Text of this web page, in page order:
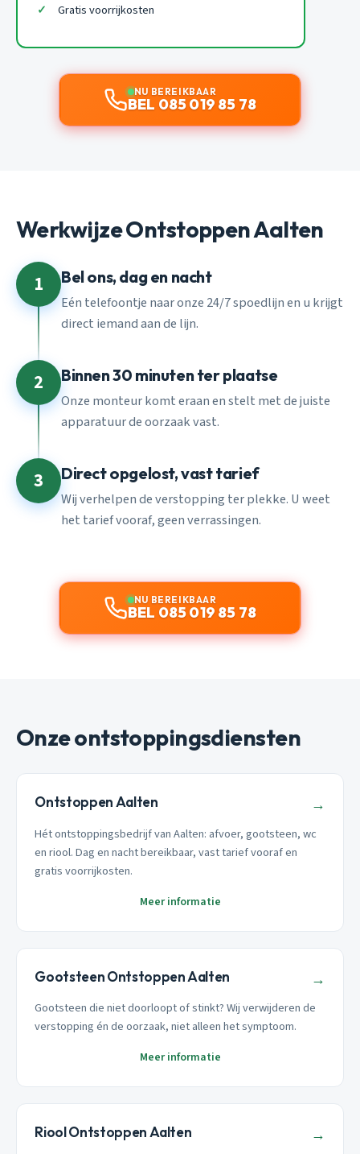
Gratis voorrijkosten
NU BEREIKBAAR
BEL 085 019 85 78
Werkwijze Ontstoppen Aalten
1 Bel ons, dag en nacht
Eén telefoontje naar onze 24/7 spoedlijn en u krijgt
direct iemand aan de lijn.
2 Binnen 30 minuten ter plaatse
Onze monteur komt eraan en stelt met de juiste
apparatuur de oorzaak vast.
3 Direct opgelost, vast tarief
Wij verhelpen de verstopping ter plekke. U weet
het tarief vooraf, geen verrassingen.
NU BEREIKBAAR
BEL 085 019 85 78
Onze ontstoppingsdiensten
Ontstoppen Aalten →
Hét ontstoppingsbedrijf van Aalten: afvoer, gootsteen, wc
en riool. Dag en nacht bereikbaar, vast tarief vooraf en
gratis voorrijkosten.
Meer informatie
Gootsteen Ontstoppen Aalten →
Gootsteen die niet doorloopt of stinkt? Wij verwijderen de
verstopping én de oorzaak, niet alleen het symptoom.
Meer informatie
Riool Ontstoppen Aalten →